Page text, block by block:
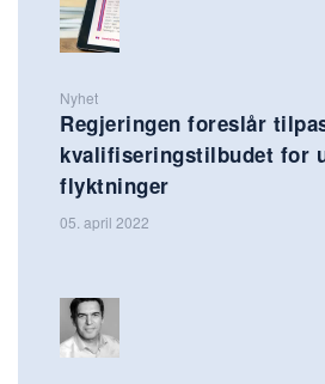
Nyhet
Regjeringen foreslår
kvalifiseringstilbudet for
flyktninger
05. april 2022